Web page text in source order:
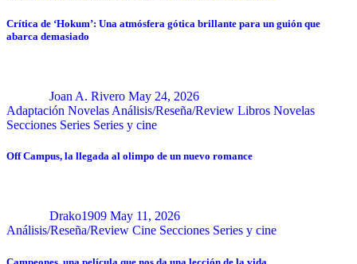
Crítica de ‘Hokum’: Una atmósfera gótica brillante para un guión que
abarca demasiado
Joan A. Rivero May 24, 2026
Adaptación Novelas Análisis/Reseña/Review Libros Novelas
Secciones Series Series y cine
Off Campus, la llegada al olimpo de un nuevo romance
Drako1909 May 11, 2026
Análisis/Reseña/Review Cine Secciones Series y cine